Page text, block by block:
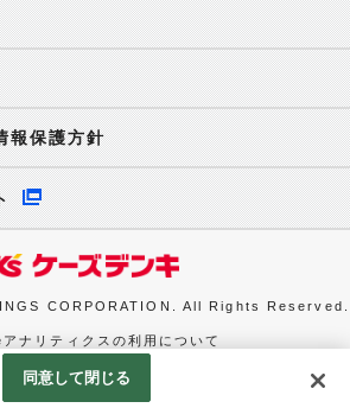
報保護方針
CORPORATION. All Rights Reserved.
ナリティクスの利用について
同意して閉じる